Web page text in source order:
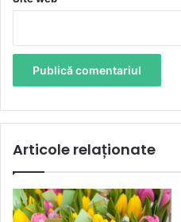
Articole relaționate